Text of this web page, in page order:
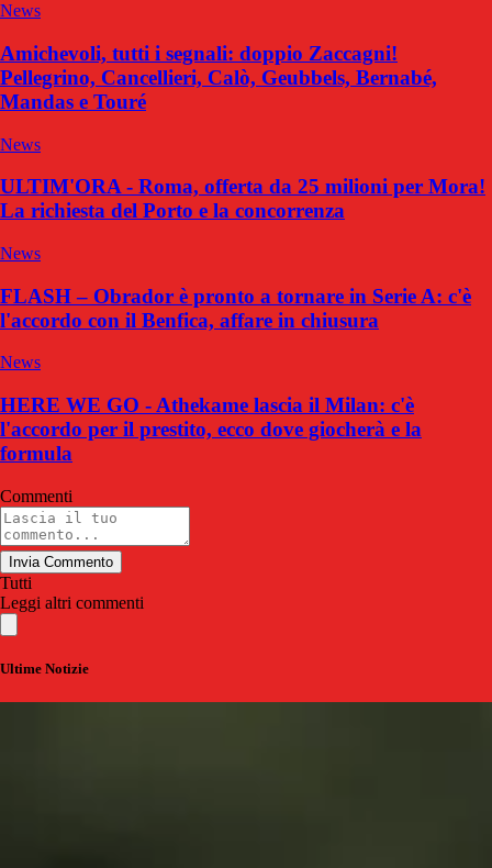
News
Amichevoli, tutti i segnali: doppio Zaccagni!
Pellegrino, Cancellieri, Calò, Geubbels, Bernabé,
Mandas e Touré
News
ULTIM'ORA - Roma, offerta da 25 milioni per Mora!
La richiesta del Porto e la concorrenza
News
FLASH – Obrador è pronto a tornare in Serie A: c'è
l'accordo con il Benfica, affare in chiusura
News
HERE WE GO - Athekame lascia il Milan: c'è
l'accordo per il prestito, ecco dove giocherà e la
formula
Commenti
Invia Commento
Tutti
Leggi altri commenti
Ultime Notizie